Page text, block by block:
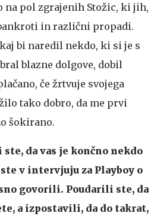
na pol zgrajenih Stožic, ki jih,
in različni propadi.
bi naredil nekdo, ki si je s
blazne dolgove, dobil
če žrtvuje svojega
tako dobro, da me prvi
šokirano.
da vas je končno nekdo
v intervjuju za Playboy o
govorili. Poudarili ste, da
a izpostavili, da do takrat,